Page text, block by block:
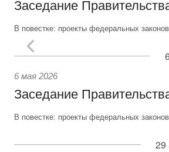
Заседание
В повестке: проекты федеральных
6 мая 2026
Заседание
В повестке: проекты федеральных
29